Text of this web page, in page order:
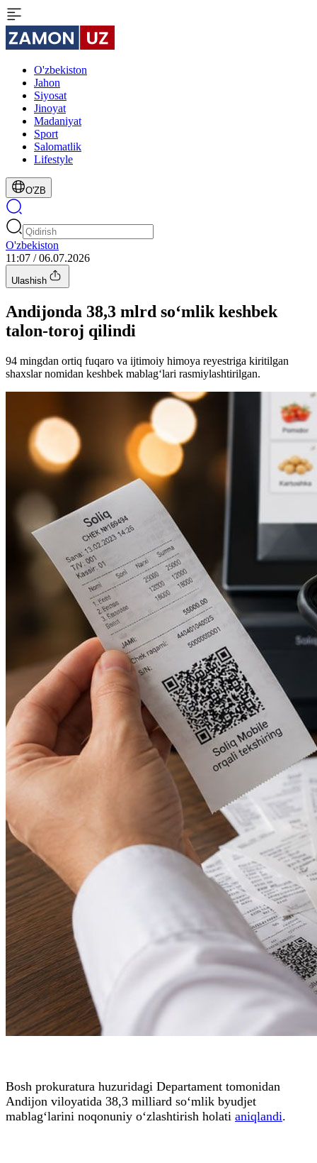
O'zbekiston
Jahon
Siyosat
Jinoyat
Madaniyat
Sport
Salomatlik
Lifestyle
O'ZB
O'zbekiston
11:07 / 06.07.2026
Ulashish
Andijonda 38,3 mlrd so‘mlik keshbek
talon-toroj qilindi
94 mingdan ortiq fuqaro va ijtimoiy himoya reyestriga kiritilgan
shaxslar nomidan keshbek mablag‘lari rasmiylashtirilgan.
Bosh prokuratura huzuridagi Departament tomonidan
Andijon viloyatida 38,3 milliard so‘mlik byudjet
mablag‘larini noqonuniy o‘zlashtirish holati aniqlandi.